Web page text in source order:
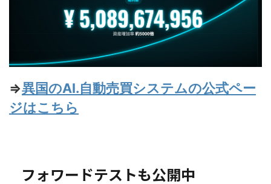
⇒異国のAI.自動売買システムの公式ペー
ジはこちら
フォワードテストも公開中